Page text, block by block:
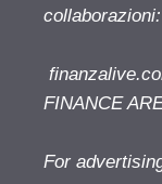
collaborazioni:
FINANCE
For